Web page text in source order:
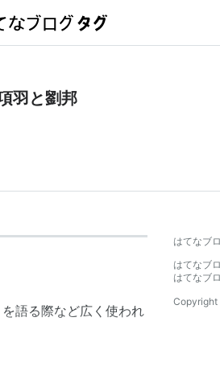
羽と劉邦
語る際など広く使われ
はてなブ
はてなブ
はてなブ
Copyright